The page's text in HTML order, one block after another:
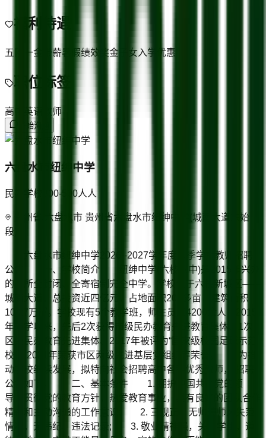
福利待遇
五险一金 带薪暑假绩效奖金 子女入学优惠
职位标签
高中英语教师
开始沟通
六盘水市纽绅中学
民办学校 300-500人 人
贵州省/六盘水市 贵州省六盘水市纽绅中学(城南大道东始
段)
六盘水市纽绅中学2026--2027学年度秋季学期教师招聘
公告 一、学校简介 纽绅中学(六枝八中)是2015年兴办
的一所全封闭、全寄宿制完全中学。学校位于六枝新城区——
城南大道，总投资近四亿元，占地面积200多亩，建筑面积
10.27万㎡。学校现有5个教学班，师生员工4200余人，2015
年办学以来，先后2次获得市级民办教育先进教育集体、1次
区级民办教育先进集体、2017年被评为“国家级校园足球示范
校”、2021年荣获市区两级先进基层党组织等荣誉。 为推
动学校继续发展，拟特向社会招聘高中各科优秀教师， 招聘
公告如下。 二、基本条件 1. 拥护中国共产党的领
导，贯彻党的教育方针，热爱教育事业，具有良好的团队合作
精神和主动沟通的工作意识; 2. 三观正，无师德师风失范
情况，无违纪、违法记录; 3. 敬业精神强，关爱学生，道